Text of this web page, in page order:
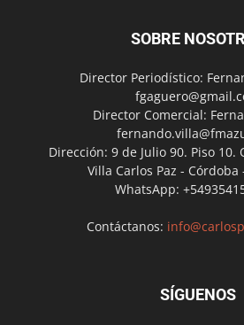
SOBRE
Director Periodístico:
Director Comercial:
Dirección: 9 de Julio 90. Piso 10.
Villa Carlos Paz -
WhatsApp:
Contáctanos:
SÍGUENOS